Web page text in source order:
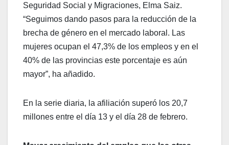
Seguridad Social y Migraciones, Elma Saiz.
“Seguimos dando pasos para la reducción de la
brecha de género en el mercado laboral. Las
mujeres ocupan el 47,3% de los empleos y en el
40% de las provincias este porcentaje es aún
mayor”, ha añadido.
En la serie diaria, la afiliación superó los 20,7
millones entre el día 13 y el día 28 de febrero.